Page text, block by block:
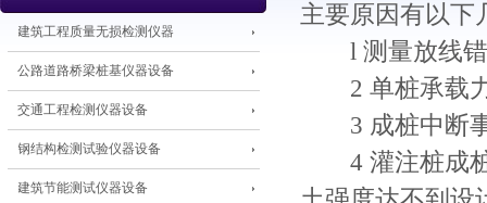
建筑工程质量无损检测仪器
公路道路桥梁桩基仪器设备
交通工程检测仪器设备
钢结构检测试验仪器设备
建筑节能测试仪器设备
主要原因有以下
l 测量放线错
2 单桩承载力
3 成桩中断事
4 灌注桩成桩